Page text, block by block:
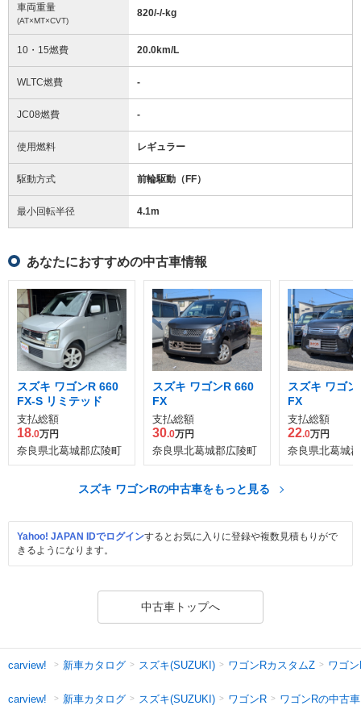
車両重量
(AT×MT×CVT)
820/-/-kg
10・15燃費 20.0km/L
WLTC燃費 -
JC08燃費 -
使用燃料 レギュラー
駆動方式 前輪駆動（FF）
最小回転半径 4.1m
あなたにおすすめの中古車情報
スズキ ワゴンR 660
FX-S リミテッド
支払総額
18.0万円
奈良県北葛城郡広陵町
スズキ ワゴンR 660
FX
支払総額
30.0万円
奈良県北葛城郡広陵町
スズキ ワゴ
FX
支払総額
22.0万円
奈良県北葛城
スズキ ワゴンRの中古車をもっと見る
Yahoo! JAPAN IDでログインするとお気に入りに登録や複数見積もりがで
きるようになります。
中古車トップへ
carview! 新車カタログ スズキ(SUZUKI) ワゴンRカスタムZ ワゴ
carview! 新車カタログ スズキ(SUZUKI) ワゴンR ワゴンRの中古車